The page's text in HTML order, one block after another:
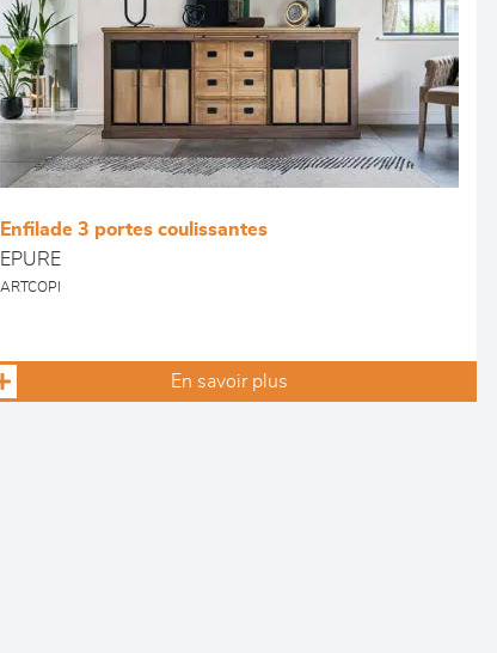
Enfilade 3 portes coulissantes
EPURE
ARTCOPI
En savoir plus